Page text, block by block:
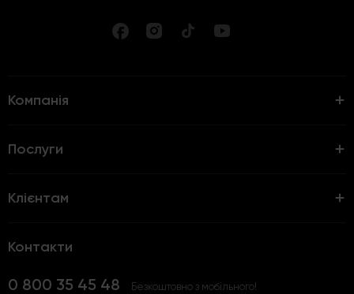
Компанія
Послуги
Клієнтам
Контакти
0 800 35 45 48 Безкоштовно з мобільного!